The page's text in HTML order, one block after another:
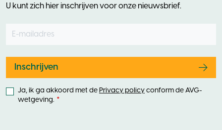
U kunt zich hier inschrijven voor onze nieuwsbrief.
Leave
blank
Inschrijven
Ja, ik ga akkoord met de Privacy policy conform de AVG-
wetgeving.